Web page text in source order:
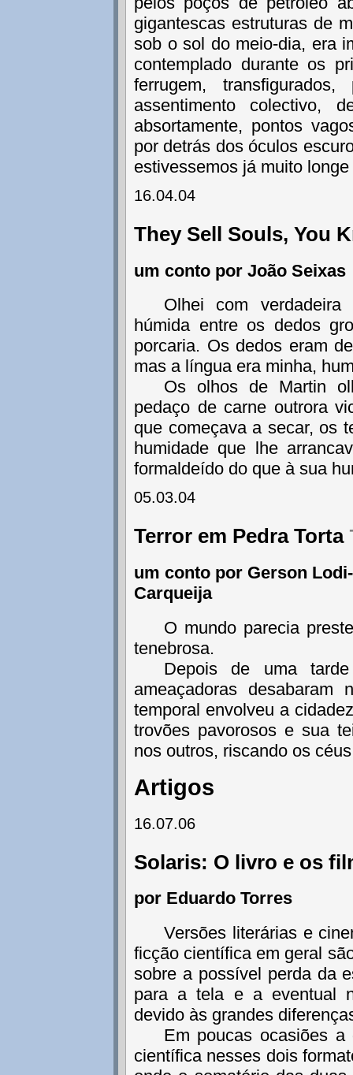
gigantescas estruturas de
sob o sol do meio-dia, era
contemplado durante os
ferrugem,
assentimento colectivo,
absortamente, pontos
por detrás dos óculos
estivessemos já muito
16.04.04
They Sell Souls, You
um conto por João Seixas
Olhei com
húmida entre os dedos
porcaria. Os dedos eram
mas a língua era minha,
Os olhos de Martin
pedaço de carne outrora
que começava a secar, os
humidade que lhe
formaldeído do que à sua
05.03.04
Terror em Pedra Torta
um conto por Gerson
Carqueija
O mundo parecia
tenebrosa.
Depois de uma
ameaçadoras desabaram
temporal envolveu a
trovões pavorosos e sua
nos outros, riscando os
Artigos
16.07.06
Solaris: O livro e os
por Eduardo Torres
Versões literárias e
ficção científica em geral
sobre a possível perda da
para a tela e a eventual
devido às grandes
Em poucas ocasiões
científica nesses dois